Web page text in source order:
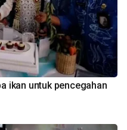
ikan untuk pencegahan